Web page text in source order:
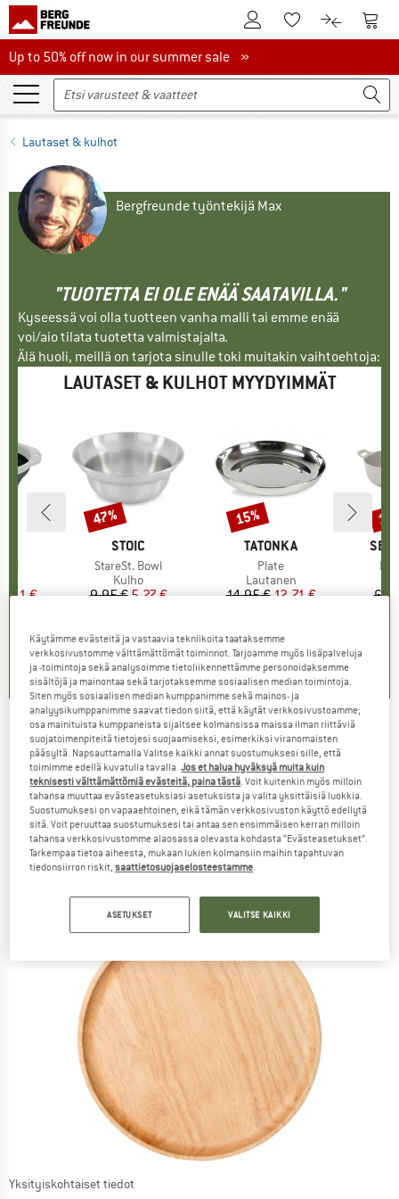
Tästä asiakastililleTästä toivelistalle.
Tästä
Up to 50% off now in our summer sale
Up to 50% off now in our summer sale »
Lautaset & kulhot
Bergfreunde työntekijä Max
"TUOTETTA EI OLE ENÄÄ SAATAVILLA."
Kyseessä voi olla tuotteen vanha malli tai emme enää
voi/aio tilata tuotetta valmistajalta.
Älä huoli, meillä on tarjota sinulle toki muitakin vaihtoehtoja:
LAUTASET & KULHOT MYYDYIMMÄT
hinta
5,91 €
MERKKI
STOIC
Tuote
StareSt. Bowl
Tuoteryhmä
Kulho
Hinta
9,95 €Alennettu hinta
5,27 €
4,3(9)
Alennus
47%
MERKKI
TATONKA
Tuote
Plate
Tuoteryhmä
Lautanen
Hinta
14,95 €Alennettu hinta
12,71 €
5,0
Alennus
15%
SEA
ØYO - Plate
(0)
Yksityiskohtaiset tiedot
Käytämme evästeitä ja vastaavia tekniikoita taataksemme
verkkosivustomme välttämättömät toiminnot. Tarjoamme myös lisäpalveluja
ja -toimintoja sekä analysoimme tietoliikennettämme personoidaksemme
sisältöjä ja mainontaa sekä tarjotaksemme sosiaalisen median toimintoja.
Siten myös sosiaalisen median kumppanimme sekä mainos- ja
analyysikumppanimme saavat tiedon siitä, että käytät verkkosivustoamme;
osa mainituista kumppaneista sijaitsee kolmansissa maissa ilman riittäviä
suojatoimenpiteitä tietojesi suojaamiseksi, esimerkiksi viranomaisten
pääsyltä. Napsauttamalla Valitse kaikki annat suostumuksesi sille, että
toimimme edellä kuvatulla tavalla.Jos et halua hyväksyä muita kuin
teknisesti välttämättömiä evästeitä, paina tästä. Voit kuitenkin myös milloin
tahansa muuttaa evästeasetuksiasi asetuksista ja valita yksittäisiä luokkia.
Suostumuksesi on vapaaehtoinen, eikä tämän verkkosivuston käyttö edellytä
sitä. Voit peruuttaa suostumuksesi tai antaa sen ensimmäisen kerran milloin
tahansa verkkosivustomme alaosassa olevasta kohdasta ”Evästeasetukset”.
Tarkempaa tietoa aiheesta, mukaan lukien kolmansiin maihin tapahtuvan
tiedonsiirron riskit,saattietosuojaselosteestamme.
ASETUKSET VALITSE KAIKKI